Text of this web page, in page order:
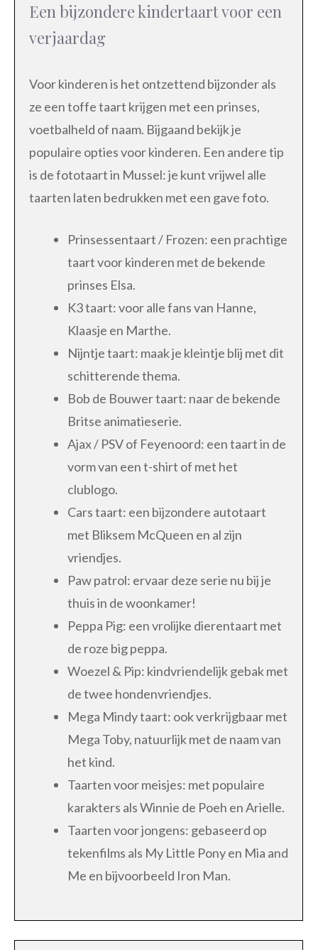
Een bijzondere kindertaart voor een
verjaardag
Voor kinderen is het ontzettend bijzonder als
ze een toffe taart krijgen met een prinses,
voetbalheld of naam. Bijgaand bekijk je
populaire opties voor kinderen. Een andere tip
is de fototaart in Mussel: je kunt vrijwel alle
taarten laten bedrukken met een gave foto.
Prinsessentaart / Frozen: een prachtige
taart voor kinderen met de bekende
prinses Elsa.
K3 taart: voor alle fans van Hanne,
Klaasje en Marthe.
Nijntje taart: maak je kleintje blij met dit
schitterende thema.
Bob de Bouwer taart: naar de bekende
Britse animatieserie.
Ajax / PSV of Feyenoord: een taart in de
vorm van een t-shirt of met het
clublogo.
Cars taart: een bijzondere autotaart
met Bliksem McQueen en al zijn
vriendjes.
Paw patrol: ervaar deze serie nu bij je
thuis in de woonkamer!
Peppa Pig: een vrolijke dierentaart met
de roze big peppa.
Woezel & Pip: kindvriendelijk gebak met
de twee hondenvriendjes.
Mega Mindy taart: ook verkrijgbaar met
Mega Toby, natuurlijk met de naam van
het kind.
Taarten voor meisjes: met populaire
karakters als Winnie de Poeh en Arielle.
Taarten voor jongens: gebaseerd op
tekenfilms als My Little Pony en Mia and
Me en bijvoorbeeld Iron Man.